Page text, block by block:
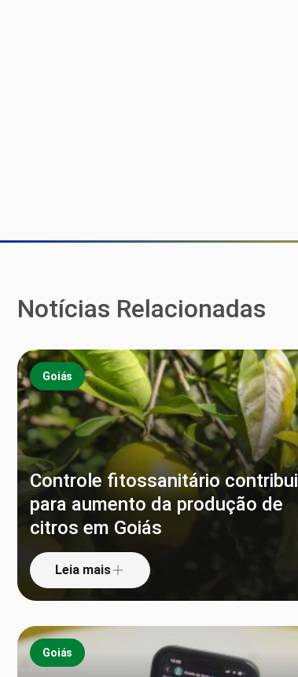
Notícias Relacionadas
Goiás
Controle fitossanitário contribui
para aumento da produção de
citros em Goiás
Leia mais
Goiás